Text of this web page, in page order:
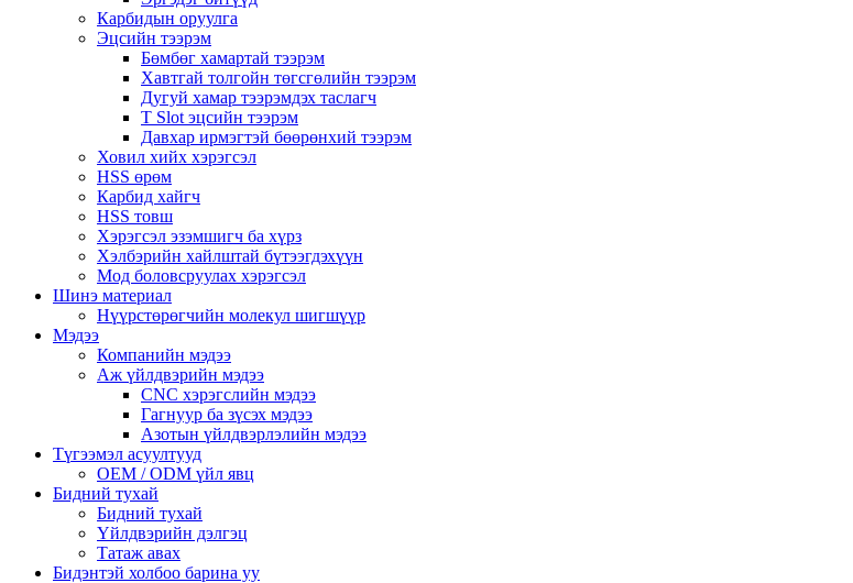
Карбидын оруулга
Эцсийн тээрэм
Бөмбөг хамартай тээрэм
Хавтгай толгойн төгсгөлийн тээрэм
Дугуй хамар тээрэмдэх таслагч
T Slot эцсийн тээрэм
Давхар ирмэгтэй бөөрөнхий тээрэм
Ховил хийх хэрэгсэл
HSS өрөм
Карбид хайгч
HSS товш
Хэрэгсэл эзэмшигч ба хүрз
Хэлбэрийн хайлштай бүтээгдэхүүн
Мод боловсруулах хэрэгсэл
Шинэ материал
Нүүрстөрөгчийн молекул шигшүүр
Мэдээ
Компанийн мэдээ
Аж үйлдвэрийн мэдээ
CNC хэрэгслийн мэдээ
Гагнуур ба зүсэх мэдээ
Азотын үйлдвэрлэлийн мэдээ
Түгээмэл асуултууд
OEM / ODM үйл явц
Бидний тухай
Бидний тухай
Үйлдвэрийн дэлгэц
Татаж авах
Бидэнтэй холбоо барина уу